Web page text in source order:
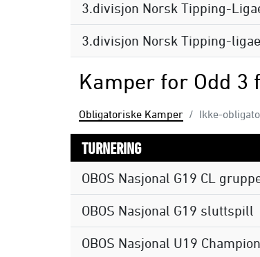
3.divisjon Norsk Tipping-
3.divisjon Norsk Tipping-
Kamper for Odd
Obligatoriske Kamper Ikke-
TURNERING
OBOS Nasjonal G19 CL
OBOS Nasjonal G19 sluttspill
OBOS Nasjonal U19